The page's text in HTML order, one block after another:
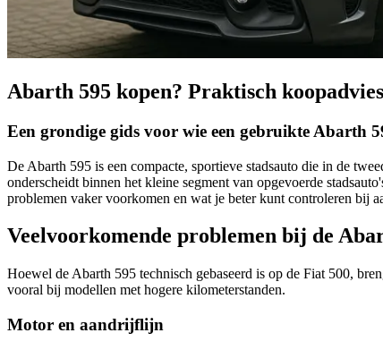
Abarth 595 kopen? Praktisch
Een grondige gids voor wie een gebruikte Abarth
De Abarth 595 is een compacte, sportieve stadsauto die in de
onderscheidt binnen het kleine segment van opgevoerde
problemen vaker voorkomen en wat je beter kunt controleren bij
Veelvoorkomende problemen bij de
Hoewel de Abarth 595 technisch gebaseerd is op de Fiat 500,
vooral bij modellen met hogere kilometerstanden.
Motor en aandrijflijn